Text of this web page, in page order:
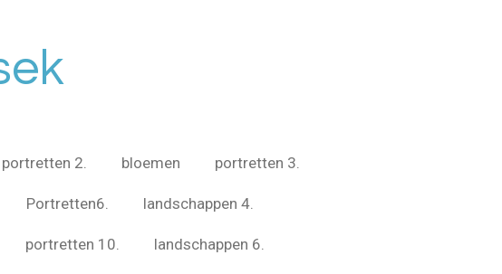
portretten 2. bloemen portretten 3.
Portretten6. landschappen 4.
portretten 10. landschappen 6.